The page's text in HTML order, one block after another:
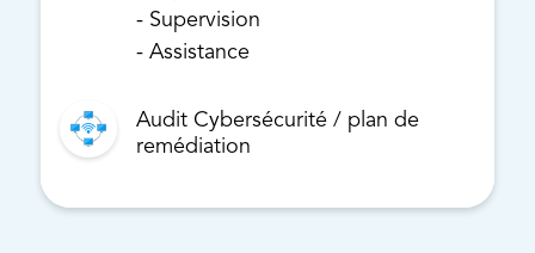
- Supervision
- Assistance
Audit Cybersécurité / plan de
remédiation